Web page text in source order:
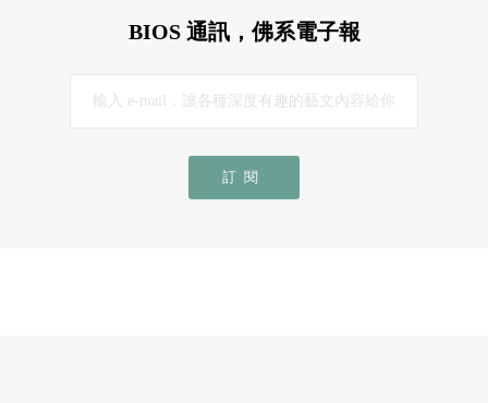
BIOS 通訊，佛系電子報
訂閱